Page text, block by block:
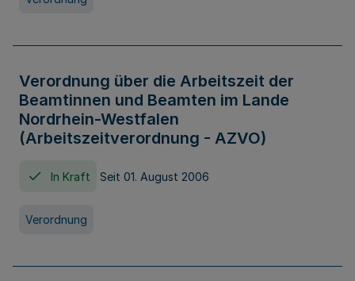
Verordnung über die Arbeitszeit der
Beamtinnen und Beamten im Lande
Nordrhein-Westfalen
(Arbeitszeitverordnung - AZVO)
In Kraft Seit 01. August 2006
Verordnung